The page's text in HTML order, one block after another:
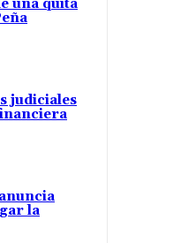
una quita
judiciales
la